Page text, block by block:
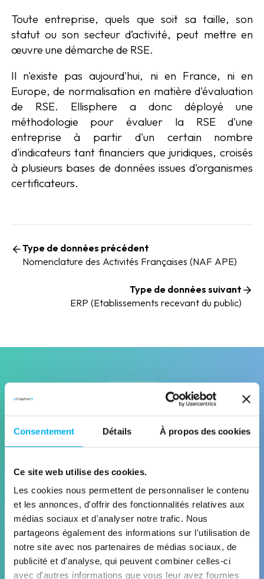
Consentement Détails À propos des cookies
Ce site web utilise des cookies.
Les cookies nous permettent de personnaliser le contenu
et les annonces, d'offrir des fonctionnalités relatives aux
médias sociaux et d'analyser notre trafic. Nous
partageons également des informations sur l'utilisation de
notre site avec nos partenaires de médias sociaux, de
publicité et d'analyse, qui peuvent combiner celles-ci
avec d'autres informations que vous leur avez fournies
Toute entreprise, quels que soit sa taille, son
statut ou son secteur d’activité, peut mettre en
œuvre une démarche de RSE.
Il n'existe pas aujourd'hui, ni en France, ni en
Europe, de normalisation en matière d'évaluation
de RSE. Ellisphere a donc déployé une
méthodologie pour évaluer la RSE d'une
entreprise à partir d'un certain nombre
d'indicateurs tant financiers que juridiques, croisés
à plusieurs bases de données issues d'organismes
certificateurs.
Type de données précédent
Nomenclature des Activités Françaises (NAF APE)
Type de données suivant
ERP (Etablissements recevant du public)
Solutions associées
Découvrez les solutions Ellisphere qui
vos enjeux business